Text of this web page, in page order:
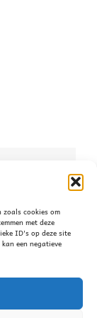
zoals cookies om
met deze
ID's op deze site
een negatieve
je